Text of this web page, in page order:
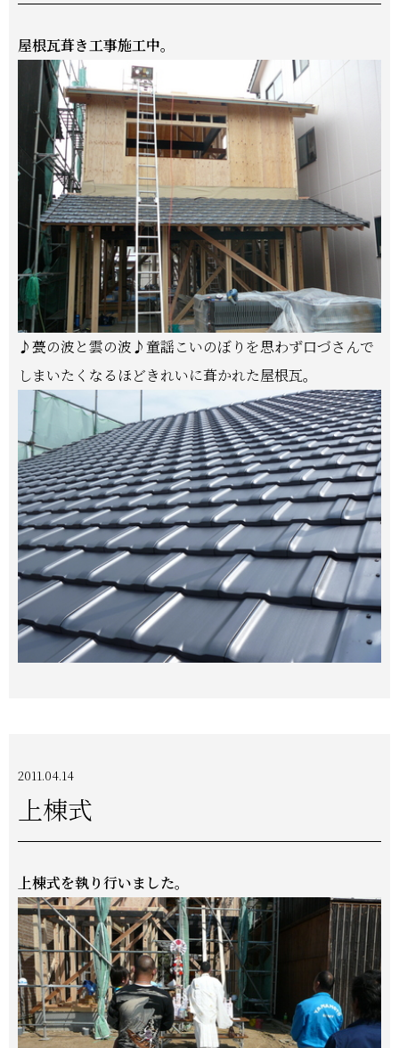
屋根瓦葺き工事施工中。
♪甍の波と雲の波♪童謡こいのぼりを思わず口づさんで
しまいたくなるほどきれいに葺かれた屋根瓦。
2011.04.14
上棟式
上棟式を執り行いました。